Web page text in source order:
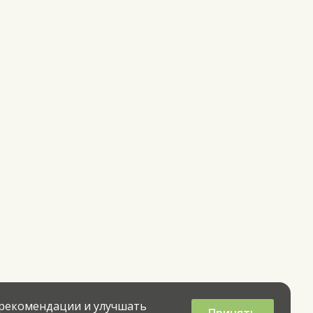
и улучшать